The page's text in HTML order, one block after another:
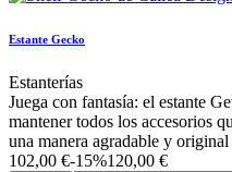
Estante Gecko
Estanterías
Juega con fantasía: el estante
mantener todos los accesorios
una manera agradable y original
102,00 €-15%120,00 €